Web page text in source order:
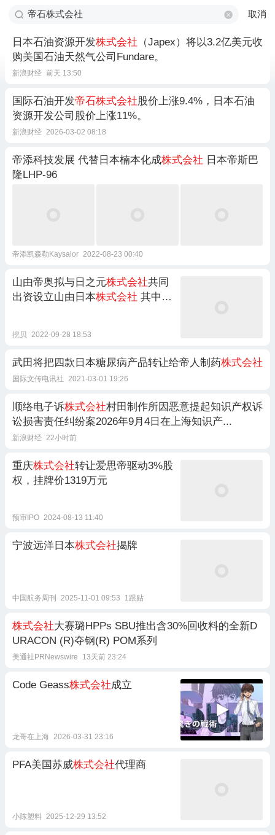
取消
日本石油资源开发株式会社 （Japex）将以3.2亿美元收
购美国石油天然气公司Fundare。
新浪财经 前天 13:50
国际石油开发帝石株式会社股价上涨9.4%，日本石油
资源开发公司股价上涨11%。
新浪财经 2026-03-02 08:18
帝添科技发展 代替日本楠本化成株式会社 日本帝斯巴
隆LHP-96
帝添凯森勒Kaysalor 2022-08-23 00:40
山由帝奥拟与日之元株式会社共同
出资设立山由日本株式会社 其中公
挖贝 2022-09-28 18:53
武田将把四款日本糖尿病产品转让给帝人制药株式会社
国际文传电讯社 2021-03-01 19:26
顺络电子诉株式会社村田制作所因恶意提起知识产权诉
讼损害责任纠纷案2026年9月4日在上海知识产...
新浪财经 22小时前
重庆株式会社转让爱思帝驱动3%股
权，挂牌价1319万元
预审IPO 2024-08-13 11:40
宁波远洋日本株式会社揭牌
中国航务周刊 2025-11-01 09:53 1跟贴
株式会社大赛璐HPPs SBU推出含30%回收料的全新D
URACON (R)夺钢(R) POM系列
美通社PRNewswire 13天前 23:24
Code Geass株式会社成立
龙哥在上海 2026-03-31 23:16
PFA美国苏威株式会社代理商
小陈塑料 2025-12-29 13:52